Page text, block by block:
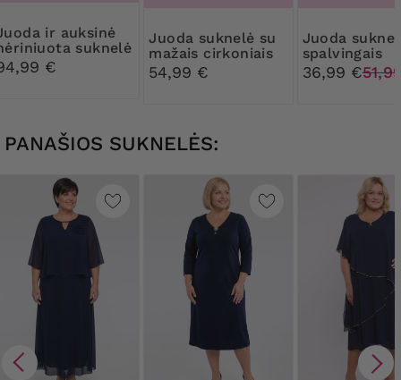
suknelė
€
Juoda suknelė su
mažais cirkoniais
54,99 €
Juoda suknelė su
spalvingais
blizgučių
36,99 €
PANAŠIOS SUKNELĖS: